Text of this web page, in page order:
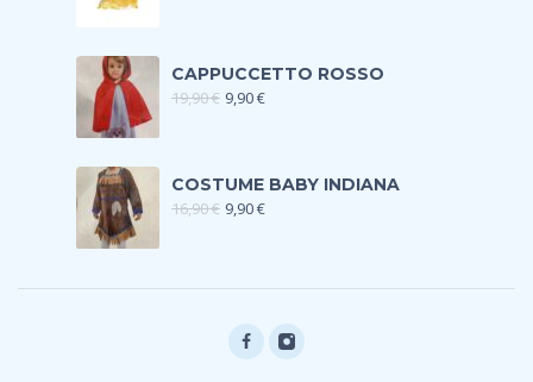
CAPPUCCETTO ROSSO
19,90€ 9,90€
COSTUME BABY INDIANA
16,90€ 9,90€